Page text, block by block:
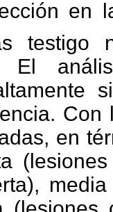
en
testigo
El
en